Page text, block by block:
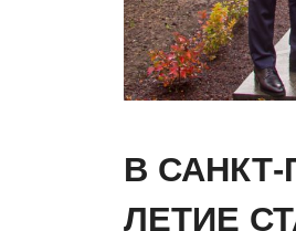
В САНКТ-
ЛЕТИЕ